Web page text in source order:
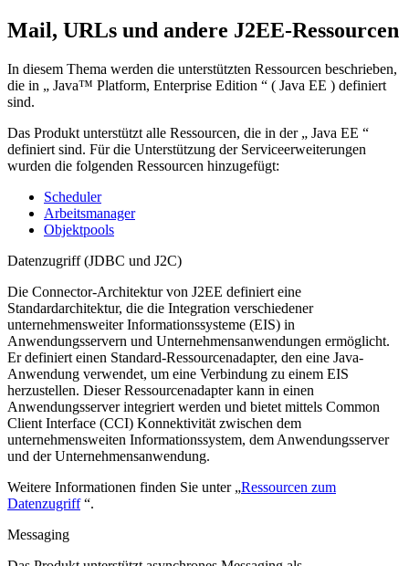
Mail, URLs und andere J2EE-Ressourcen
In diesem Thema werden die unterstützten Ressourcen beschrieben,
die in „ Java™ Platform, Enterprise Edition “ ( Java EE ) definiert
sind.
Das Produkt unterstützt alle Ressourcen, die in der „ Java EE “
definiert sind. Für die Unterstützung der Serviceerweiterungen
wurden die folgenden Ressourcen hinzugefügt:
Scheduler
Arbeitsmanager
Objektpools
Datenzugriff (JDBC und J2C)
Die Connector-Architektur von J2EE definiert eine
Standardarchitektur, die die Integration verschiedener
unternehmensweiter Informationssysteme (EIS) in
Anwendungsservern und Unternehmensanwendungen ermöglicht.
Er definiert einen Standard-Ressourcenadapter, den eine Java-
Anwendung verwendet, um eine Verbindung zu einem EIS
herzustellen. Dieser Ressourcenadapter kann in einen
Anwendungsserver integriert werden und bietet mittels Common
Client Interface (CCI) Konnektivität zwischen dem
unternehmensweiten Informationssystem, dem Anwendungsserver
und der Unternehmensanwendung.
Weitere Informationen finden Sie unter „Ressourcen zum
Datenzugriff“.
Messaging